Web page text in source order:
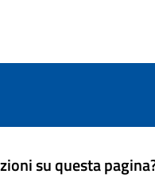
su questa